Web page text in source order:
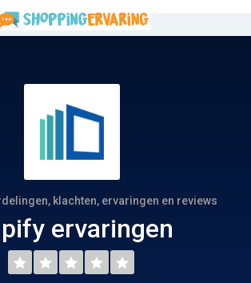
klachten, ervaringen en reviews
ervaringen